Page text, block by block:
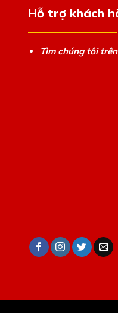
Hỗ trợ khách
Tìm chúng tôi